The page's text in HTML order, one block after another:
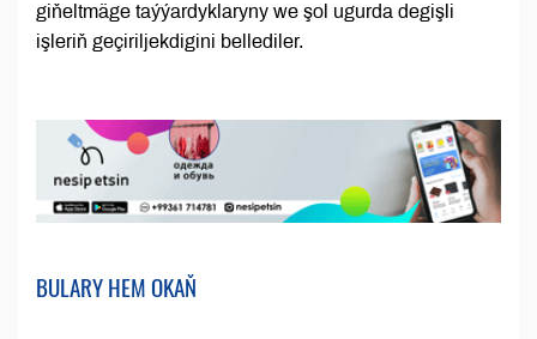
giňeltmäge taýýardyklaryny we şol ugurda degişli
işleriň geçiriljekdigini bellediler.
BULARY HEM OKAŇ